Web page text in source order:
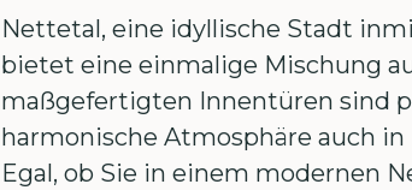
Nettetal, eine idyllische Stadt
bietet eine einmalige Mischung
maßgefertigten Innentüren sind
harmonische Atmosphäre auch
Egal, ob Sie in einem modernen